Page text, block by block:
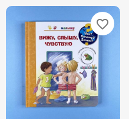
favorite_border